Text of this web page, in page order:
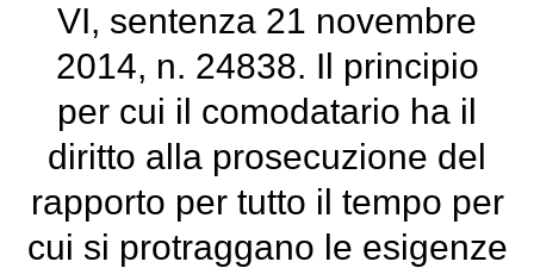
VI, sentenza 21 novembre
2014, n. 24838. Il principio
per cui il comodatario ha il
diritto alla prosecuzione del
rapporto per tutto il tempo per
cui si protraggano le esigenze